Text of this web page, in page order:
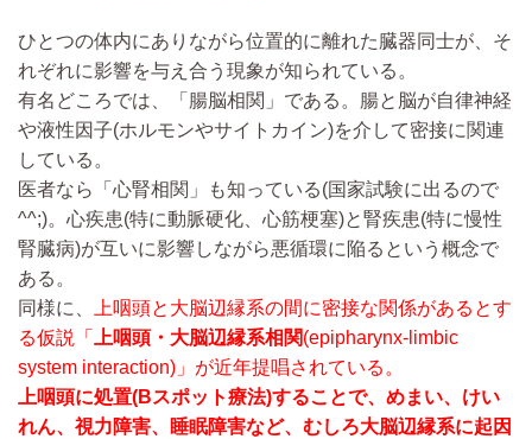
ひとつの体内にありながら位置的に離れた臓器同士が、そ
れぞれに影響を与え合う現象が知られている。
有名どころでは、「腸脳相関」である。腸と脳が自律神経
や液性因子(ホルモンやサイトカイン)を介して密接に関連
している。
医者なら「心腎相関」も知っている(国家試験に出るので
^^;)。心疾患(特に動脈硬化、心筋梗塞)と腎疾患(特に慢性
腎臓病)が互いに影響しながら悪循環に陥るという概念で
ある。
同様に、
上咽頭と大脳辺縁系の間に密接な関係があるとす
る仮説「
上咽頭・大脳辺縁系相関(epipharynx-limbic
system interaction)」が近年提唱されている。
上咽頭に処置(Bスポット療法)することで、めまい、けい
れん、視力障害、睡眠障害など、むしろ大脳辺縁系に起因